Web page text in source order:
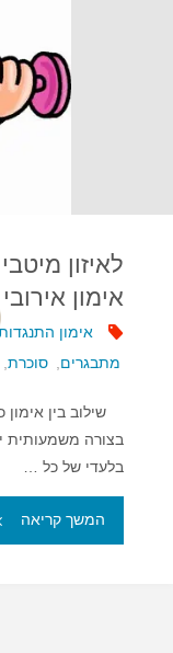
לאיזון
אימון
אימון
מתבגרים
סוכרת,
שילוב בין אימון
בצורה משמעותית
בלעדי של כל …
המשך קריאה